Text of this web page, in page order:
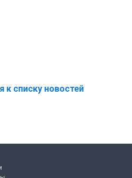
к списку новостей